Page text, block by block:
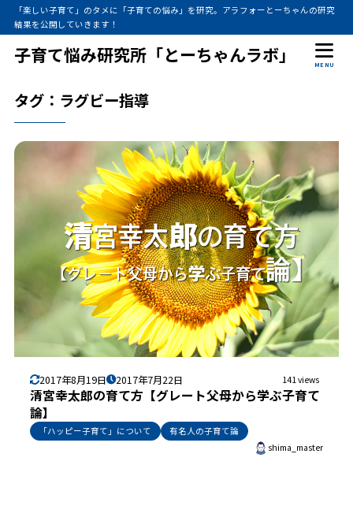
「楽しい子育て」のタメに「子育ての悩み」を研究。アラフォーとーちゃんの研究
結果を公開していきます！
子育て悩み研究所「とーちゃんラボ」 MENU
タグ：ラグビー指導
2017年8月19日 2017年7月22日 141 views
清宮幸太郎の育て方【グレート父母から学ぶ子育て
論】
「ハッピー子育て」について
有名人の子育て論
shima_master